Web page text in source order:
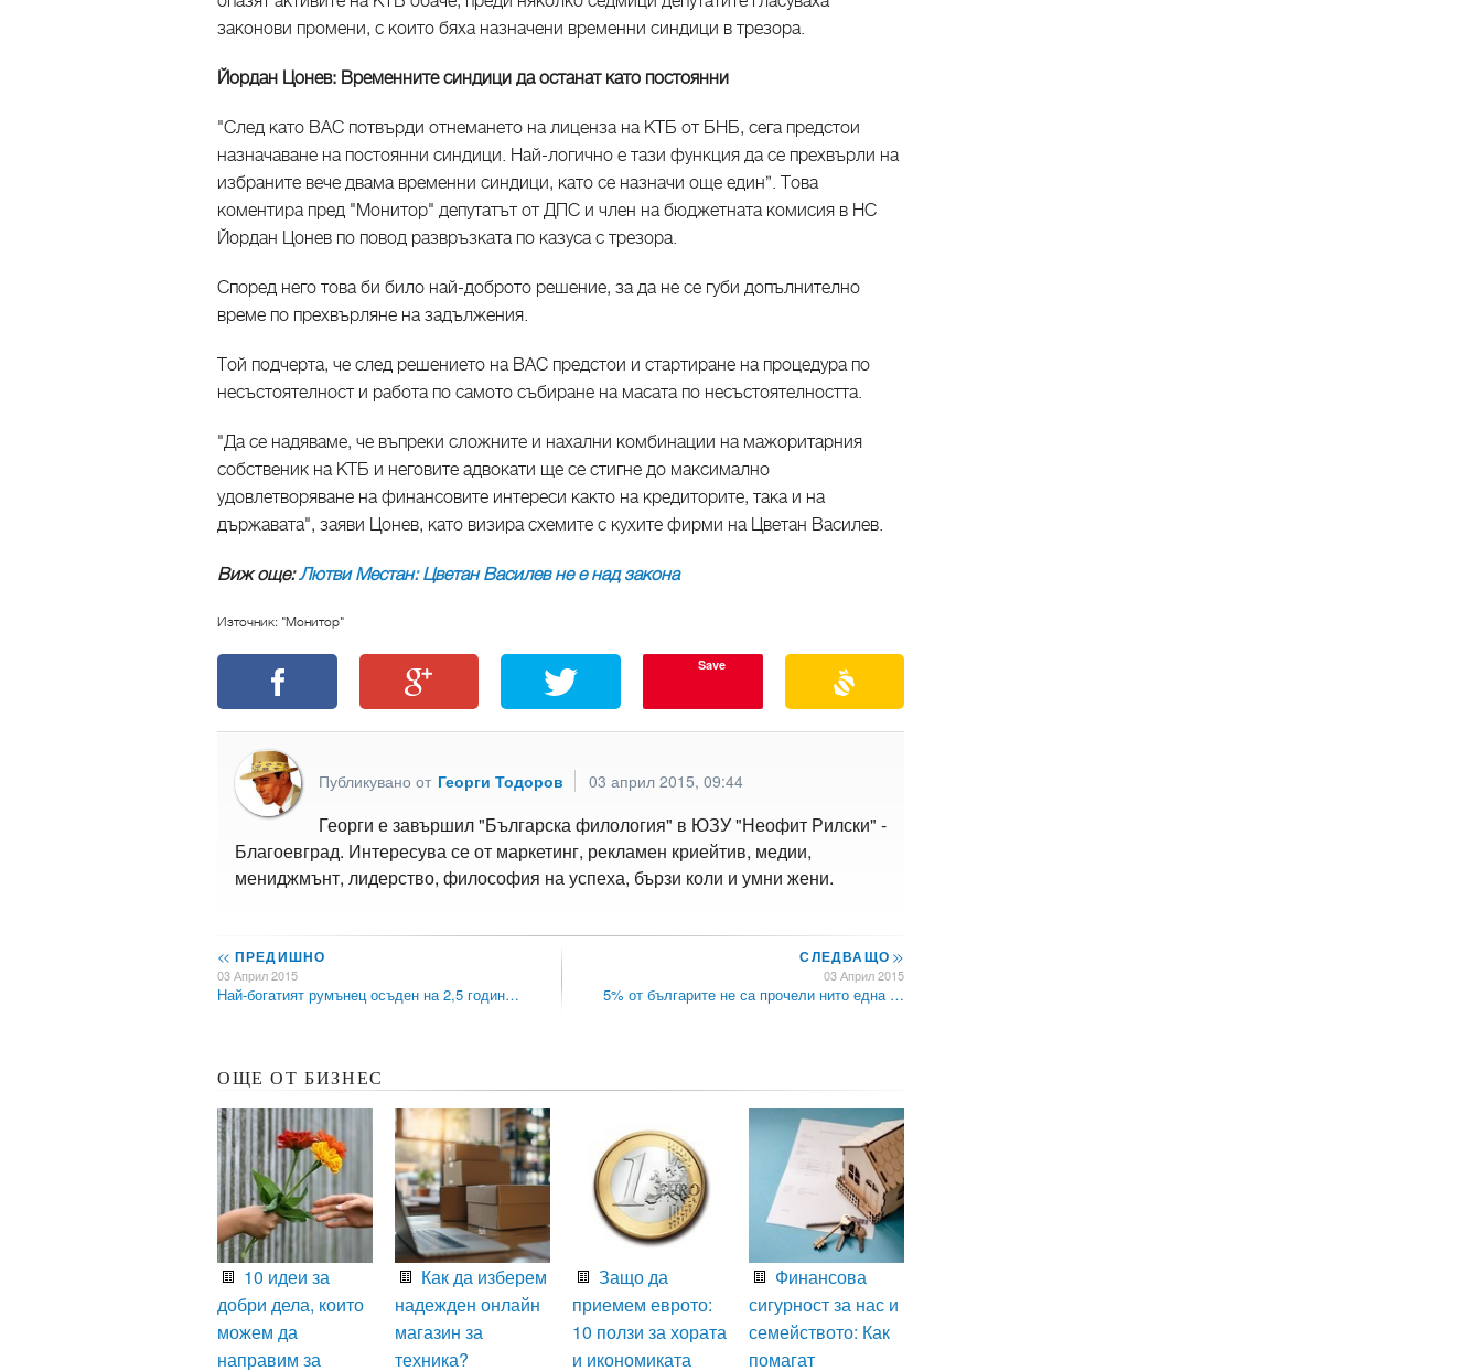
законови промени, с които бяха назначени временни синдици в трезора.
Йордан Цонев: Временните синдици да останат като постоянни
"След като ВАС потвърди отнемането на лиценза на КТБ от БНБ, сега предстои
назначаване на постоянни синдици. Най-логично е тази функция да се прехвърли на
избраните вече двама временни синдици, като се назначи още един”. Това
коментира пред "Монитор" депутатът от ДПС и член на бюджетната комисия в НС
Йордан Цонев по повод развръзката по казуса с трезора.
Според него това би било най-доброто решение, за да не се губи допълнително
време по прехвърляне на задължения.
Той подчерта, че след решението на ВАС предстои и стартиране на процедура по
несъстоятелност и работа по самото събиране на масата по несъстоятелността.
"Да се надяваме, че въпреки сложните и нахални комбинации на мажоритарния
собственик на КТБ и неговите адвокати ще се стигне до максимално
удовлетворяване на финансовите интереси както на кредиторите, така и на
държавата", заяви Цонев, като визира схемите с кухите фирми на Цветан Василев.
Виж още:Лютви Местан: Цветан Василев не е над закона
Източник: "Монитор"
Save
Публикувано от Георги Тодоров 03 април 2015, 09:44
Георги е завършил "Българска филология" в ЮЗУ "Неофит Рилски" -
Благоевград. Интересува се от маркетинг, рекламен криейтив, медии,
мениджмънт, лидерство, философия на успеха, бързи коли и умни жени.
<< ПРЕДИШНО
03 Април 2015
Най-богатият румънец осъден на 2,5 годин…
СЛЕДВАЩО>>
03 Април 2015
5% от българите не са прочели нито една …
ОЩЕ ОТ БИЗНЕС
10 идеи за
добри дела, които
можем да
направим за
Как да изберем
надежден онлайн
магазин за
техника?
Защо да
приемем еврото:
10 ползи за хората
и икономиката
Финансова
сигурност за нас и
семейството: Как
помагат